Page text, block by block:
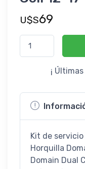
U$S69
¡ Últimas
Kit de
Horquilla
Domain Dual